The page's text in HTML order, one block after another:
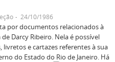
24/10/1986
por documentos relacionados à
Darcy Ribeiro. Nela é possível
e cartazes referentes à sua
do Estado do Rio de Janeiro. Há